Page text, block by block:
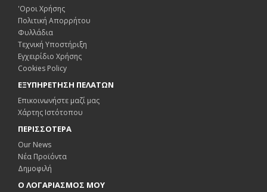
'Οροι Χρήσης
Πολιτική Απορρήτου
Φυλλάδια
Τεχνική Υποστήριξη
Εγχειρίδιο Χρήσης
Cookies Policy
ΕΞΥΠΗΡΕΤΗΣΗ ΠΕΛΑΤΩΝ
Επικοινωνήστε μαζί μας
Χάρτης Ιστότοπου
ΠΕΡΙΣΣΟΤΕΡΑ
Our News
Νέα Προϊόντα
Δημοφιλή
Ο ΛΟΓΑΡΙΑΣΜΟΣ ΜΟΥ